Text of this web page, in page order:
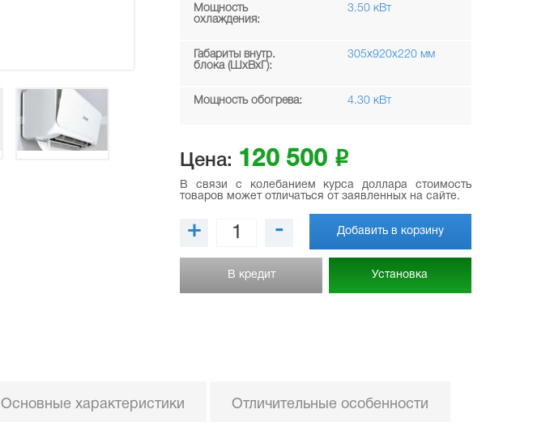
Мощность
охлаждения:
3.50 кВт
Габариты внутр.
блока (ШxВxГ):
305х920х220 мм
Мощность обогрева: 4.30 кВт
Цена: 120 500 i
В связи с колебанием курса доллара стоимость
товаров может отличаться от заявленных на сайте.
+ - Добавить в корзину
В кредит Установка
Основные характеристики Отличительные особенности